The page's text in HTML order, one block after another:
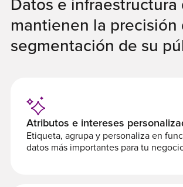
Datos e infraestructura
mantienen la precisión
segmentación de su
Atributos e intereses
Etiqueta, agrupa y personaliza en
datos más importantes para tu